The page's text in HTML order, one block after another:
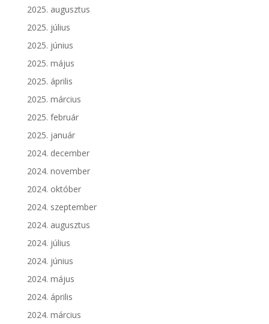
2025. augusztus
2025. július
2025. június
2025. május
2025. április
2025. március
2025. február
2025. január
2024. december
2024. november
2024. október
2024. szeptember
2024. augusztus
2024. július
2024. június
2024. május
2024. április
2024. március